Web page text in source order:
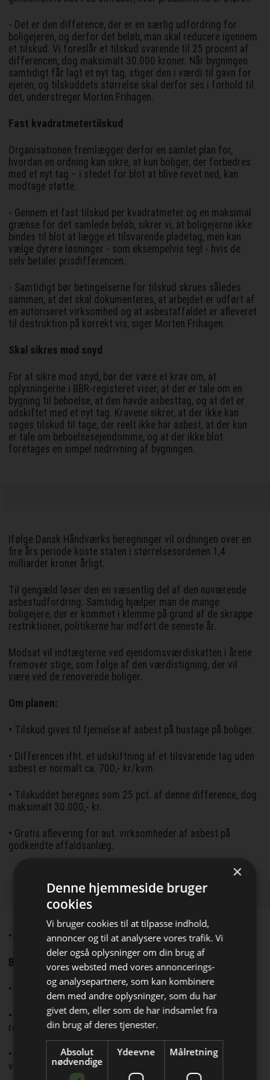
Bliv opdateret hver dag
Få de vigtigste nyheder om
byggebranchen
direkte i din indbakke
- Det er den difference, der er en særlig udfordring for
boligejeren, og derfor det beløb, man skal reducere igennem
et tilskud. Vi foreslår et tilskud svarende til 25 procent af
differencen, dog maksimalt 30.000 kroner. Når bygningen
samtidigt får lagt et nyt tag, stiger den i værdi til gavn for
ejeren, og tilskuddets størrelse skal derfor ses i forhold til
det, understreger Morten Frihagen.
Fast kvadratmetertilskud
Organisationen fremlægger derfor en samlet plan for,
hvordan en ordning kan sikre, at kun boliger, der forbedres
med et nyt tag – i stedet for blot at blive revet ned, kan
modtage støtte.
- Gennem et fast tilskud per kvadratmeter og en maksimal
grænse for det samlede beløb, sikrer vi, at boligejerne ikke
bindes til blot at lægge et tilsvarende pladetag, men kan
vælge dyrere løsninger - som eksempelvis tegl - hvis de
selv betaler prisdifferencen.
- Samtidigt bør betingelserne for tilskud skrues således
sammen, at det skal dokumenteres, at arbejdet er udført af
en autoriseret virksomhed og at asbestaffaldet er afleveret
til destruktion på korrekt vis, siger Morten Frihagen.
Skal sikres mod snyd
For at sikre mod snyd, bør der være et krav om, at
oplysningerne i BBR-registeret viser, at der er tale om en
bygning til beboelse, at den havde asbesttag, og at det er
udskiftet med et nyt tag. Kravene sikrer, at der ikke kan
søges tilskud til tage, der reelt ikke har asbest, at der kun
er tale om beboelsesejendomme, og at der ikke blot
foretages en simpel nedrivning af bygningen.
Ifølge Dansk Håndværks beregninger vil ordningen over en
fire års periode koste staten i størrelsesordenen 1,4
milliarder kroner årligt.
Til gengæld løser den en væsentlig del af den nuværende
asbestudfordring. Samtidig hjælper man de mange
boligejere, der er kommet i klemme på grund af de skrappe
restriktioner, politikerne har indført de seneste år.
Modsat vil indtægterne ved ejendomsværdiskatten i årene
fremover stige, som følge af den værdistigning, der vil
være ved de renoverede boliger.
Om planen:
• Tilskud gives til fjernelse af asbest på hustage på boliger.
• Differencen ifht. et udskiftning af et tilsvarende tag uden
asbest er normalt ca. 700,- kr/kvm.
• Tilskuddet beregnes som 25 pct. af denne difference, dog
maksimalt 30.000,- kr.
• Gratis aflevering for aut. virksomheder af asbest på
godkendte affaldsanlæg.
• Tilskudsmuligheden garanteres i en 4 årig periode
Betingelse for tilskud:
• At bygningen er registreret til beboelse i BBR-registeret.
• At bygningen var registeret med asbesttag i BBR-
registeret.
• Dokumenteret at arbejdet er udført af en autoriseret
virksomhed.
×
Denne hjemmeside bruger
cookies
Vi bruger cookies til at tilpasse indhold,
annoncer og til at analysere vores trafik. Vi
deler også oplysninger om din brug af
vores websted med vores annoncerings-
og analysepartnere, som kan kombinere
dem med andre oplysninger, som du har
givet dem, eller som de har indsamlet fra
din brug af deres tjenester.
Absolut
nødvendige
Ydeevne Målretning